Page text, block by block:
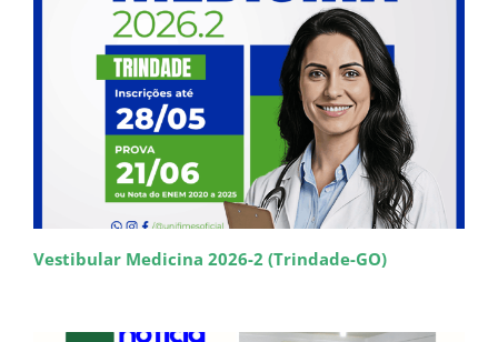
Vestibular Medicina 2026-2 (Trindade-GO)